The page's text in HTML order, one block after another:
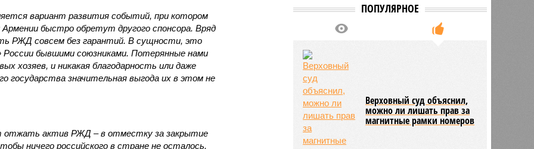
вариант развития событий, при котором
быстро обретут другого спонсора. Вряд
РЖД совсем без гарантий. В сущности, это
России бывшими союзниками. Потерянные нами
хозяев, и никакая благодарность или даже
государства значительная выгода их в этом не
отжать актив РЖД – в отместку за закрытие
ничего российского в стране не осталось.
ПОПУЛЯРНОЕ
Верховный суд объяснил,
можно ли лишать прав за
магнитные рамки номеров